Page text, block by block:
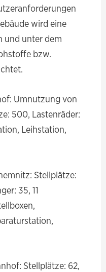
wird eine
und unter dem
bzw.
Umnutzung von
500, Lastenräder:
Leihstation,
Stellplätze:
35, 11
Stellplätze: 62,